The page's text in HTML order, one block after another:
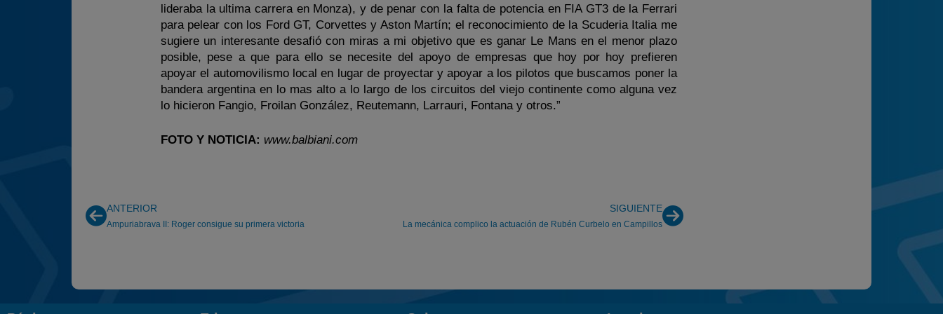
lideraba la ultima carrera en Monza), y de penar con la falta de potencia en FIA GT3 de la Ferrari
para pelear con los Ford GT, Corvettes y Aston Martín; el reconocimiento de la Scuderia Italia me
sugiere un interesante desafió con miras a mi objetivo que es ganar Le Mans en el menor plazo
posible, pese a que para ello se necesite del apoyo de empresas que hoy por hoy prefieren
apoyar el automovilismo local en lugar de proyectar y apoyar a los pilotos que buscamos poner la
bandera argentina en lo mas alto a lo largo de los circuitos del viejo continente como alguna vez
lo hicieron Fangio, Froilan González, Reutemann, Larrauri, Fontana y otros.”
FOTO Y NOTICIA: www.balbiani.com
ANTERIOR
Ampuriabrava II: Roger consigue su primera victoria
SIGUIENTE
La mecánica complico la actuación de Rubén Curbelo en Campillos